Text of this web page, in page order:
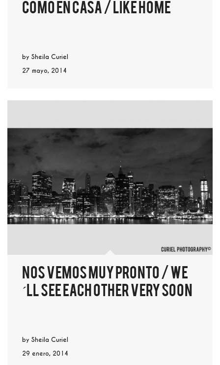
Como en casa / Like home
27 mayo, 2014
by Sheila Curiel
Nos vemos muy pronto / We
´ll see each other very soon
29 enero, 2014
by Sheila Curiel